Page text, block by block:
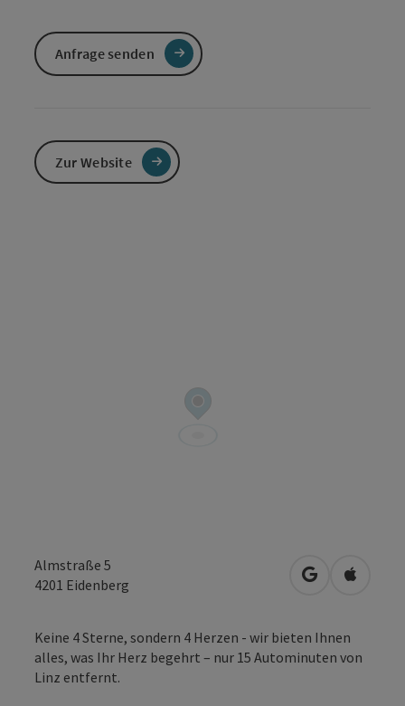
Almstraße 5
4201 Eidenberg in Google
in
Keine 4 Sterne, sondern 4 Herzen - wir bieten Ihnen
alles, was Ihr Herz begehrt – nur 15 Autominuten von
Linz entfernt.
Anfrage senden
Zur Website